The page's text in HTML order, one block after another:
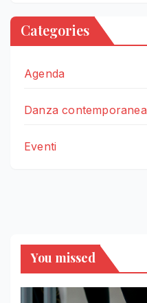
Categories
Agenda
Danza contemporanea
Eventi
You missed